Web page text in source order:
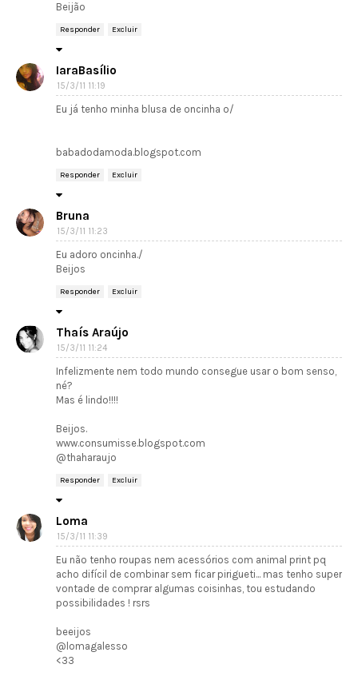
Beijão
Responder Excluir
IaraBasílio
15/3/11 11:19
Eu já tenho minha blusa de oncinha o/
babadodamoda.blogspot.com
Responder Excluir
Bruna
15/3/11 11:23
Eu adoro oncinha./
Beijos
Responder Excluir
Thaís Araújo
15/3/11 11:24
Infelizmente nem todo mundo consegue usar o bom senso,
né?
Mas é lindo!!!!
Beijos.
www.consumisse.blogspot.com
@thaharaujo
Responder Excluir
Loma
15/3/11 11:39
Eu não tenho roupas nem acessórios com animal print pq
acho difícil de combinar sem ficar pirigueti... mas tenho super
vontade de comprar algumas coisinhas, tou estudando
possibilidades ! rsrs
beeijos
@lomagalesso
<33